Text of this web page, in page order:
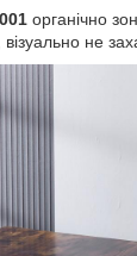
органічно
візуально не